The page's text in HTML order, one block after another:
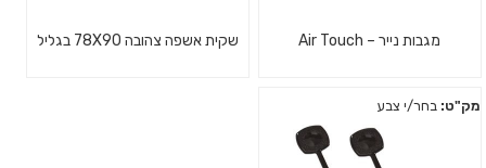
מגבות נייר – Air Touch שקית אשפה צהובה 78X90 בגליל
מק"ט: בחר/י צבע